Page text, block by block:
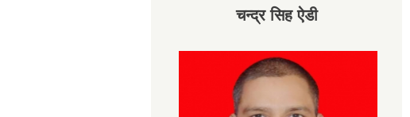
चन्द्र सिह ऐडी